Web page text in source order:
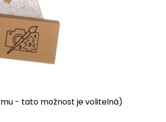
- tato možnost je volitelná)